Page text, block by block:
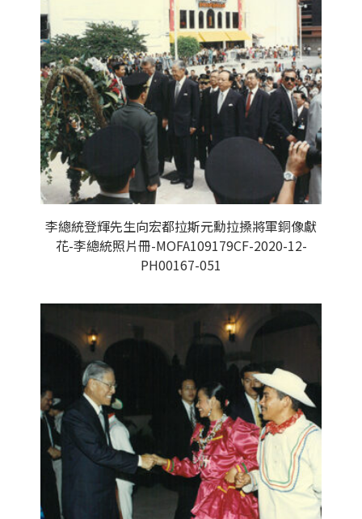
李總統登輝先生向宏都拉斯元勳拉搡將軍銅像獻
花-李總統照片冊-MOFA109179CF-2020-12-
PH00167-051